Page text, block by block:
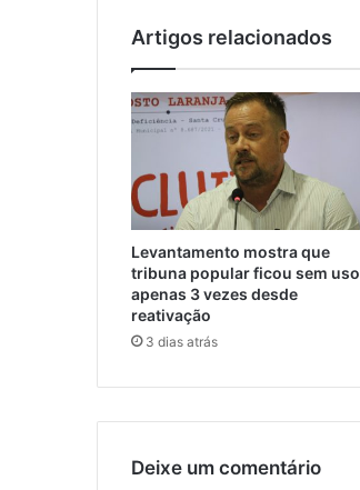
Artigos relacionados
Levantamento mostra que
tribuna popular ficou sem uso
apenas 3 vezes desde
reativação
3 dias atrás
Deixe um comentário